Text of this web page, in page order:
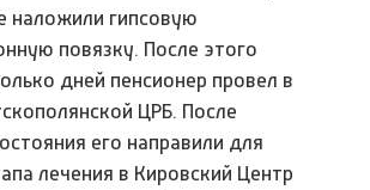
наложили гипсовую
повязку. После этого
дней пенсионер провел в
ЦРБ. После
его направили для
лечения в Кировский Центр